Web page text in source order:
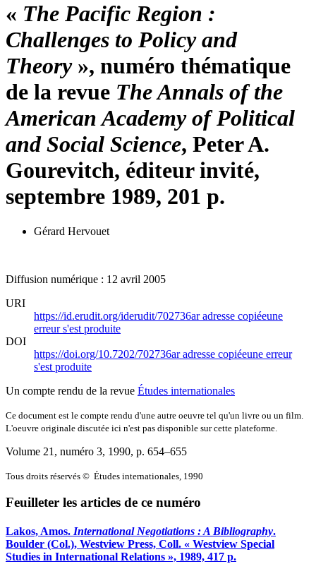
« The Pacific Region :
Challenges to Policy and
Theory», numéro thématique
de la revue The Annals of the
American Academy of Political
and Social Science, Peter A.
Gourevitch, éditeur invité,
septembre 1989, 201 p.
Gérard Hervouet
Diffusion numérique : 12 avril 2005
URI
https://id.erudit.org/iderudit/702736aradresse copiéeune
erreur s'est produite
DOI
https://doi.org/10.7202/702736aradresse copiéeune erreur
s'est produite
Un compte rendu de la revue Études internationales
Ce document est le compte rendu d'une autre oeuvre tel qu'un livre ou un film.
L'oeuvre originale discutée ici n'est pas disponible sur cette plateforme.
Volume 21, numéro 3, 1990, p. 654–655
Tous droits réservés © Études internationales, 1990
Feuilleter les articles de ce numéro
Lakos, Amos. International Negotiations : A Bibliography.
Boulder (Col.), Westview Press, Coll. « Westview Special
Studies in International Relations », 1989, 417 p.